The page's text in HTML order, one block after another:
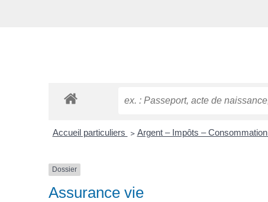
Accueil particuliers > Argent – Impôts – Consommation
Dossier
Assurance vie